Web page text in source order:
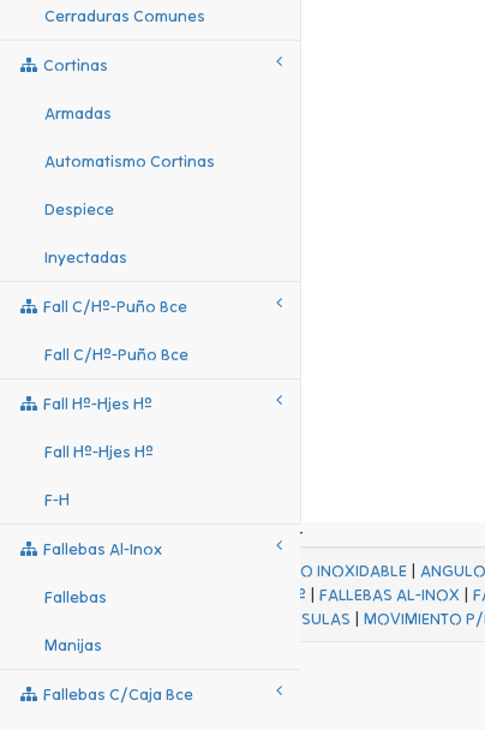
Cerraduras Comunes
Cortinas
Armadas
Automatismo Cortinas
Despiece
Inyectadas
Fall C/hº-Puño Bce
Fall C/hº-Puño Bce
Fall Hº-Hjes Hº
Fall Hº-Hjes Hº
F-H
Fallebas Al-Inox
Fallebas
Manijas
Fallebas C/caja Bce
ACERO INOXIDABLE|
FALL Hº-HJES Hº |FALLEBAS AL-INOX |
MENSULAS | MOVIMIENTO